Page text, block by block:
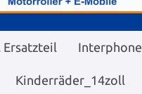
Ersatzteil Interphone
Kinderräder_14zoll